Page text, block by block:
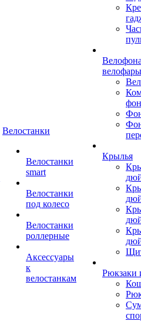
Велостанки
Велостанки
smart
Велостанки
под колесо
Велостанки
роллерные
Аксессуары
к
велостанкам
велофары
Крылья
Рюкзаки